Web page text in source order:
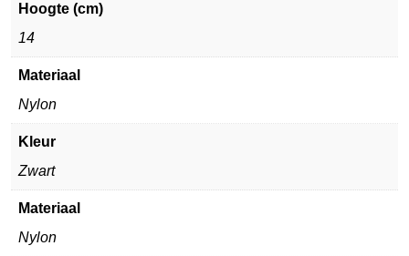
Hoogte (cm)
14
Materiaal
Nylon
Kleur
Zwart
Materiaal
Nylon